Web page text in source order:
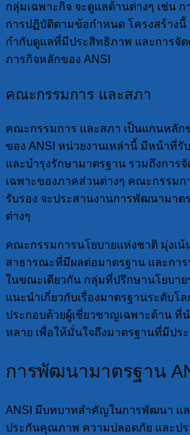
กลุ่มเฉพาะกิจ จะดูแลด้านต่างๆ เช่น ก
การปฏิบัติตามข้อกำหนด โครงสร้างนี้
กำกับดูแลที่มีประสิทธิภาพ และการจั
ภารกิจหลักของ ANSI
คณะกรรมการ และสภา
คณะกรรมการ และสภา เป็นแกนหลัก
ของ ANSI หน่วยงานเหล่านี้ มีหน้าที่
และบำรุงรักษามาตรฐาน รวมถึงการ
เฉพาะของภาคส่วนต่างๆ คณะกรรมก
รับรอง จะประสานงานการพัฒนามาต
ต่างๆ
คณะกรรมการนโยบายแห่งชาติ มุ่งเน้
สาธารณะที่มีผลต่อมาตรฐาน และกา
ในขณะเดียวกัน กลุ่มที่ปรึกษานโยบาย
แนะนำเกี่ยวกับเรื่องมาตรฐานระดับโ
ประกอบด้วยผู้เชี่ยวชาญเฉพาะด้าน ที่
หลาย เพื่อให้มั่นใจถึงมาตรฐานที่มีป
การพัฒนามาตรฐาน
ANSI มีบทบาทสำคัญในการพัฒนา แ
ประกันคุณภาพ ความปลอดภัย และป